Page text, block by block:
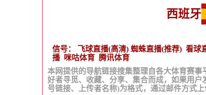
西班牙
信号： 飞球直播(高清) 蜘蛛直播(推荐) 看球
播 咪咕体育 腾讯体育
本网提供的导航链接搜集整理自各大体育赛
好者寻觅、收藏、分享、集合而成，如果用
号链接、上传者名称)为格式，通过邮件方式